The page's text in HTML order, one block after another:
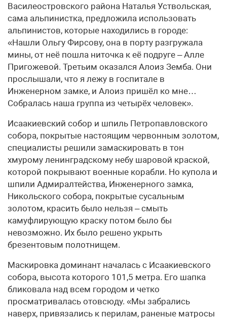
Василеостровского района Наталья Уствольская,
сама альпинистка, предложила использовать
альпинистов, которые находились в городе:
«Нашли Ольгу Фирсову, она в порту разгружала
мины, от неё пошла ниточка к её подруге – Алле
Пригожевой. Третьим оказался Алоиз Земба. Они
прослышали, что я лежу в госпитале в
Инженерном замке, и Алоиз пришёл ко мне…
Собралась наша группа из четырёх человек».
Исаакиевский собор и шпиль Петропавловского
собора, покрытые настоящим червонным золотом,
специалисты решили замаскировать в тон
хмурому ленинградскому небу шаровой краской,
которой покрывают военные корабли. Но купола и
шпили Адмиралтейства, Инженерного замка,
Никольского собора, покрытые сусальным
золотом, красить было нельзя – смыть
камуфлирующую краску потом было бы
невозможно. Их было решено укрыть
брезентовым полотнищем.
Маскировка доминант началась с Исаакиевского
собора, высота которого 101,5 метра. Его шапка
бликовала над всем городом и четко
просматривалась отовсюду. «Мы забрались
наверх, привязались к перилам, раненые матросы